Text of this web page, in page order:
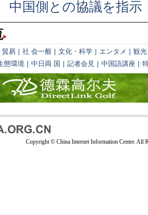
中国側との協議を指示
貿易 | 社 会一般 | 文化・科学 | エンタメ | 観光
態環境 | 中日両 国 | 記者会見 | 中国語講座 |